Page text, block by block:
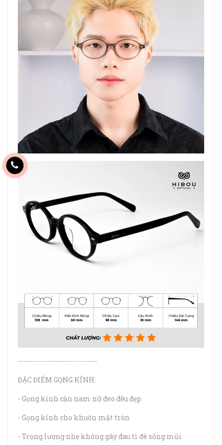
--------------------------------
ĐẶC ĐIỂM GỌNG KÍNH:
- Gọng kính cận nam nữ đeo đều đẹp
- Gọng kính cho khuôn mặt tròn
- Trọng lượng nhẹ không gây đau tì đè sống mũi